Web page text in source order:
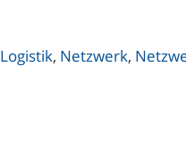
Logistik, Netzwerk,